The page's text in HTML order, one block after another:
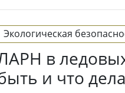
Экологическая
в
и что